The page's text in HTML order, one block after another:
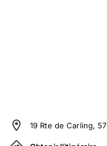
19 Rte de Carling,